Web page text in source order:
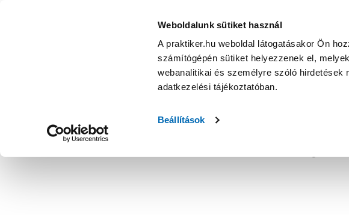
Weboldalunk sütiket használ
A praktiker.hu weboldal látogatásakor Ön
számítógépén sütiket helyezzenek el,
webanalitikai és személyre szóló hirdetések
adatkezelési tájékoztatóban.
Beállítások